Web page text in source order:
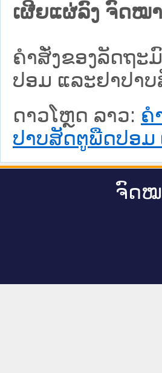
ເຜີຍແຜ່ລົງ ຈົດໝ
ຄໍາສັ່ງຂອງລັດຖະ
ປອມ ແລະຢາປາ
ດາວໂຫຼດ ລາວ: ຄໍ
ປາບສັດຕູພືດປອມ
ຈົດ​ໝ